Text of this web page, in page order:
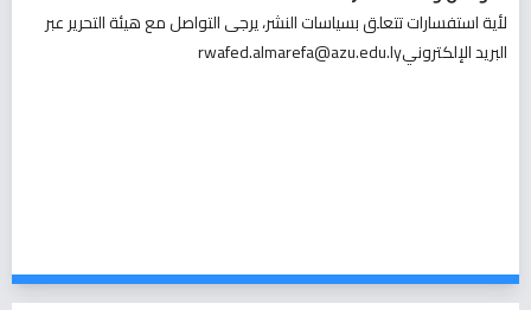
لأية استفسارات تتعلق بسياسات النشر، يرجى التواصل مع هيئة التحرير عبر
البريدالإلكترونيrwafed.almarefa@azu.edu.ly